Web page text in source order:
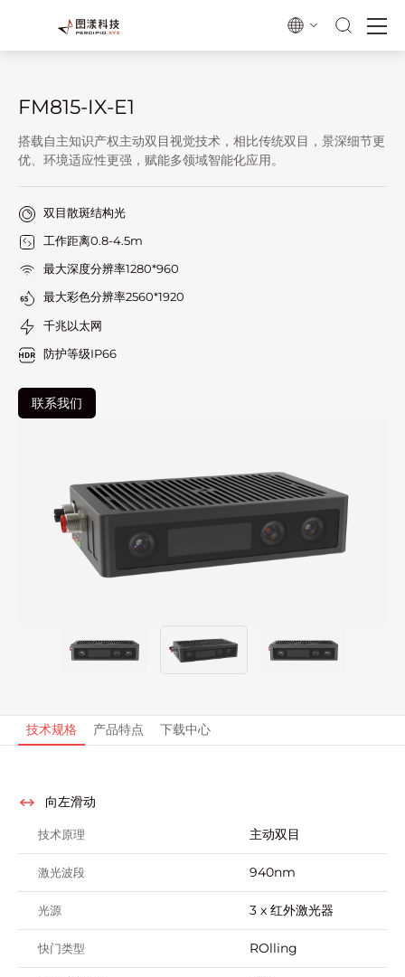
FM815-IX-E1
搭载自主知识产权主动双目视觉技术，相比传统双目，景深细节更
优、环境适应性更强，赋能多领域智能化应用。
双目散斑结构光
工作距离0.8-4.5m
最大深度分辨率1280*960
最大彩色分辨率2560*1920
千兆以太网
防护等级IP66
联系我们
技术规格 产品特点 下载中心
向左滑动
技术原理 主动双目
激光波段 940nm
光源 3 x 红外激光器
快门类型 ROlling